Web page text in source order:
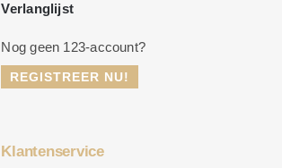
Verlanglijst
Nog geen 123-account?
REGISTREER NU!
Klantenservice